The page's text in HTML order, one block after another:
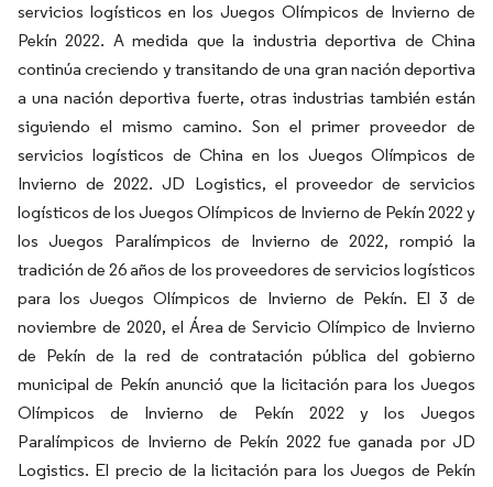
servicios logísticos en los Juegos Olímpicos de Invierno de
Pekín 2022. A medida que la industria deportiva de China
continúa creciendo y transitando de una gran nación deportiva
a una nación deportiva fuerte, otras industrias también están
siguiendo el mismo camino. Son el primer proveedor de
servicios logísticos de China en los Juegos Olímpicos de
Invierno de 2022. JD Logistics, el proveedor de servicios
logísticos de los Juegos Olímpicos de Invierno de Pekín 2022 y
los Juegos Paralímpicos de Invierno de 2022, rompió la
tradición de 26 años de los proveedores de servicios logísticos
para los Juegos Olímpicos de Invierno de Pekín. El 3 de
noviembre de 2020, el Área de Servicio Olímpico de Invierno
de Pekín de la red de contratación pública del gobierno
municipal de Pekín anunció que la licitación para los Juegos
Olímpicos de Invierno de Pekín 2022 y los Juegos
Paralímpicos de Invierno de Pekín 2022 fue ganada por JD
Logistics. El precio de la licitación para los Juegos de Pekín